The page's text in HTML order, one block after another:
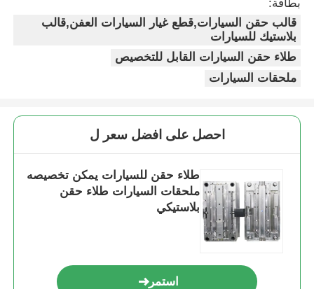
صناعة الصقيع بالحقن في درجة حرارة عالية
فك القالب
طلاء الأجهزة المنزلية
صب حقن Overmolding
بطاقة:
قالب حقن السيارات,قطع غيار السيارات العفن,قالب
بلاستيك للسيارات
طلاء حقن السيارات القابل للتخصيص
ملحقات السيارات
احصل على افضل سعر ل
طلاء حقن للسيارات يمكن تخصيصه
ملحقات السيارات طلاء حقن
بلاستيكي
استمر